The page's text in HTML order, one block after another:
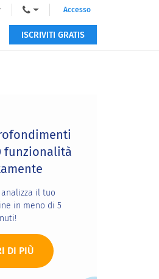
Accesso
ISCRIVITI GRATIS
funzionalità
il tuo
in meno di 5
DI PIÙ